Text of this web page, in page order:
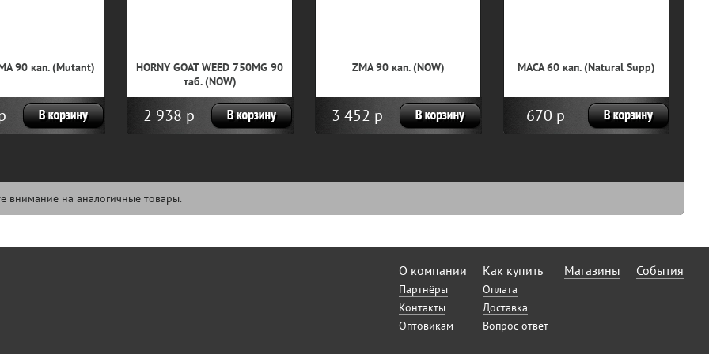
90 кап. (Mutant)
HORNY GOAT WEED 750MG 90
таб. (NOW)
2 938 р
ZMA 90 кап. (NOW)
3 452 р
MACA 60 кап. (Natural Supp)
670 р
внимание на аналогичные товары.
О компании
Партнёры
Контакты
Оптовикам
Как купить
Оплата
Доставка
Вопрос-ответ
Магазины События